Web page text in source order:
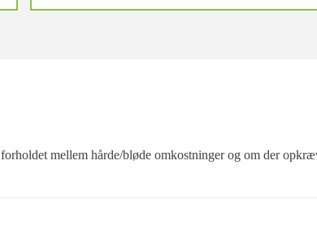
mellem hårde/bløde omkostninger og om der